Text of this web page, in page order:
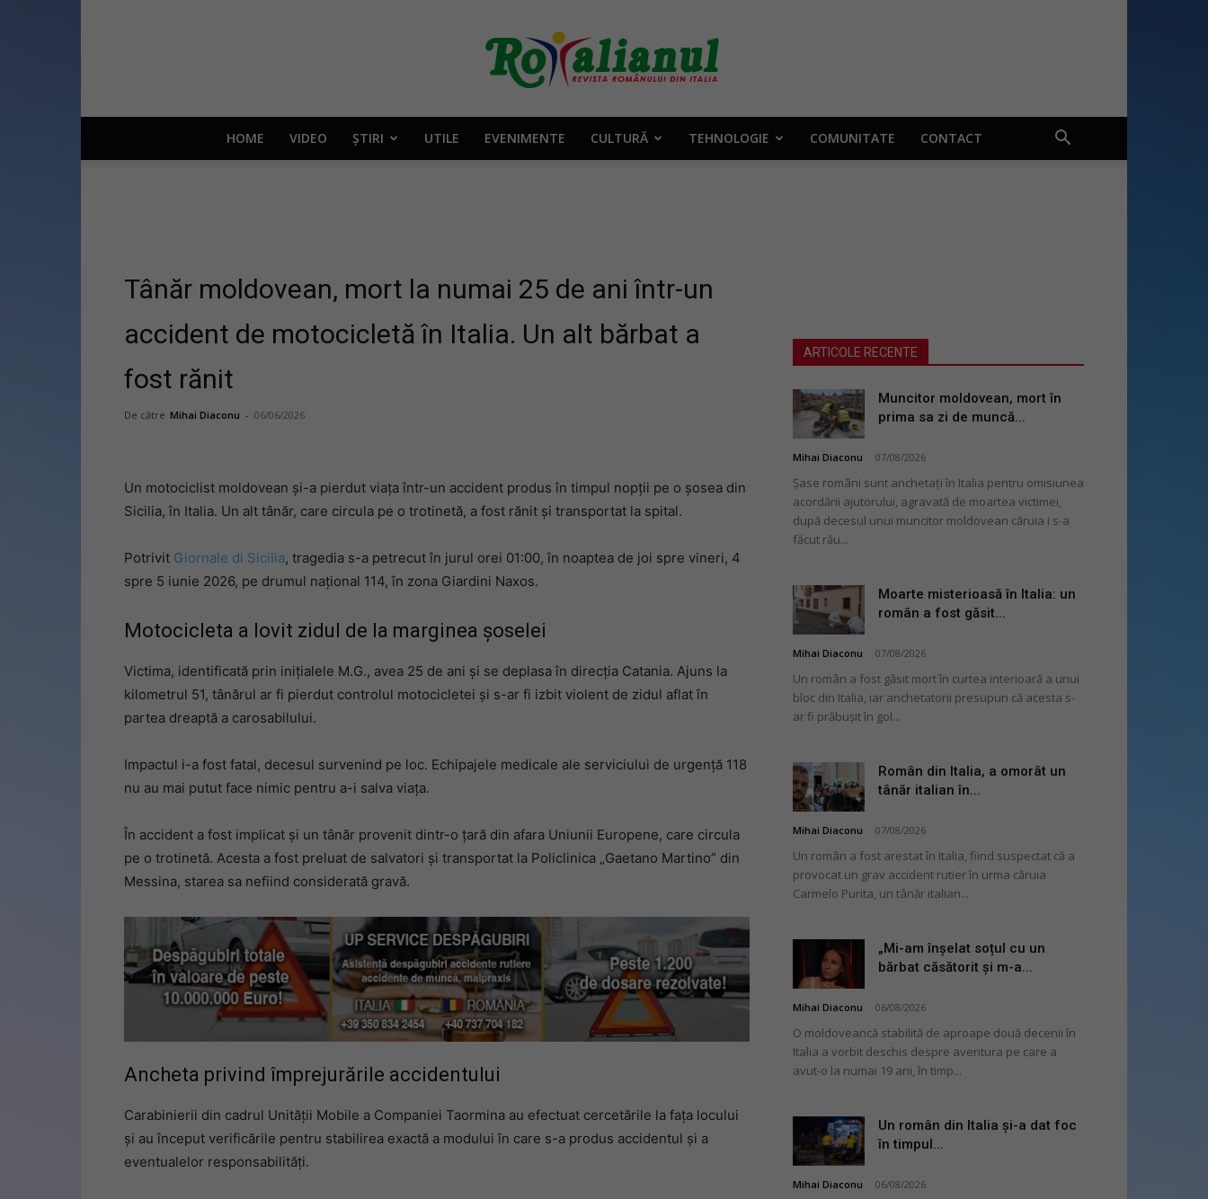
Rotalianul
românului
HOME VIDEO ȘTIRI UTILE EVENIMENTE CULTURĂ TEHNOLOGIE COMUNITATE CONTACT
Tânăr moldovean, mort la numai 25 de ani într-un
accident de motocicletă în Italia. Un alt bărbat a
fost rănit
De către Mihai Diaconu - 06/06/2026
Un motociclist moldovean și-a pierdut viața într-un accident produs în timpul nopții pe o șosea din
Sicilia, în Italia. Un alt tânăr, care circula pe o trotinetă, a fost rănit și transportat la spital.
Potrivit Giornale di Sicilia, tragedia s-a petrecut în jurul orei 01:00, în noaptea de joi spre vineri, 4
spre 5 iunie 2026, pe drumul național 114, în zona Giardini Naxos.
Motocicleta a lovit zidul de la marginea șoselei
Victima, identificată prin inițialele M.G., avea 25 de ani și se deplasa în direcția Catania. Ajuns la
kilometrul 51, tânărul ar fi pierdut controlul motocicletei și s-ar fi izbit violent de zidul aflat în
partea dreaptă a carosabilului.
Impactul i-a fost fatal, decesul survenind pe loc. Echipajele medicale ale serviciului de urgență 118
nu au mai putut face nimic pentru a-i salva viața.
În accident a fost implicat și un tânăr provenit dintr-o țară din afara Uniunii Europene, care circula
pe o trotinetă. Acesta a fost preluat de salvatori și transportat la Policlinica „Gaetano Martino” din
Messina, starea sa nefiind considerată gravă.
Ancheta privind împrejurările accidentului
Carabinierii din cadrul Unității Mobile a Companiei Taormina au efectuat cercetările la fața locului
și au început verificările pentru stabilirea exactă a modului în care s-a produs accidentul și a
eventualelor responsabilități.
ARTICOLE RECENTE
Muncitor moldovean, mort în
prima sa zi de muncă...
Mihai Diaconu 07/08/2026
Șase români sunt anchetați în Italia pentru omisiunea
acordării ajutorului, agravată de moartea victimei,
după decesul unui muncitor moldovean căruia i s-a
făcut rău...
Moarte misterioasă în Italia: un
român a fost găsit...
Mihai Diaconu 07/08/2026
Un român a fost găsit mort în curtea interioară a unui
bloc din Italia, iar anchetatorii presupun că acesta s-
ar fi prăbușit în gol...
Român din Italia, a omorât un
tânăr italian în...
Mihai Diaconu 07/08/2026
Un român a fost arestat în Italia, fiind suspectat că a
provocat un grav accident rutier în urma căruia
Carmelo Purita, un tânăr italian...
„Mi-am înșelat soțul cu un
bărbat căsătorit și m-a...
Mihai Diaconu 06/08/2026
O moldoveancă stabilită de aproape două decenii în
Italia a vorbit deschis despre aventura pe care a
avut-o la numai 19 ani, în timp...
Un român din Italia și-a dat foc
în timpul...
Mihai Diaconu 06/08/2026